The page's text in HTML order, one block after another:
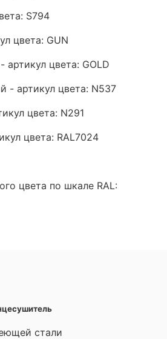
S794
цвета: GUN
артикул цвета: GOLD
- артикул цвета: N537
цвета: N291
цвета: RAL7024
цвета по шкале RAL:
стали